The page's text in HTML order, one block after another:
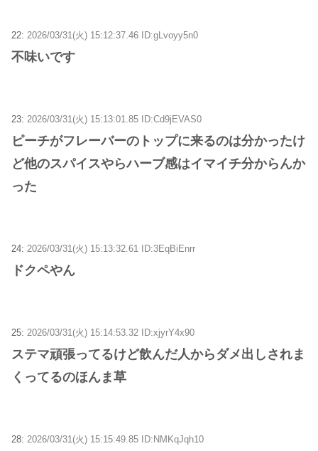
22: 2026/03/31(火) 15:12:37.46 ID:gLvoyy5n0
不味いです
23: 2026/03/31(火) 15:13:01.85 ID:Cd9jEVAS0
ピーチがフレーバーのトップに来るのは分かったけ
ど他のスパイスやらハーブ感はイマイチ分からんか
った
24: 2026/03/31(火) 15:13:32.61 ID:3EqBiEnrr
ドクペやん
25: 2026/03/31(火) 15:14:53.32 ID:xjyrY4x90
ステマ頑張ってるけど飲んだ人からダメ出しされま
くってるのほんま草
28: 2026/03/31(火) 15:15:49.85 ID:NMKqJqh10